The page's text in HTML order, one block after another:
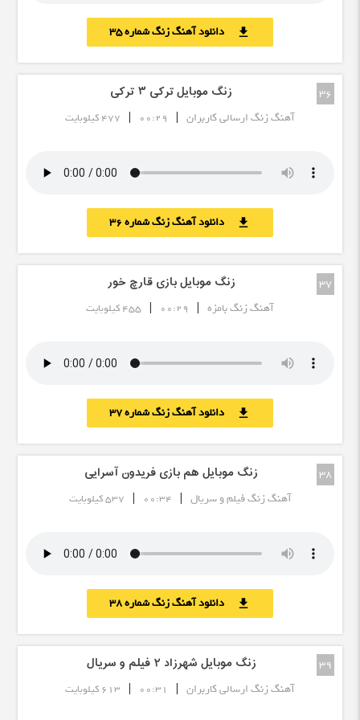
download دانلود آهنگ زنگ شماره 35
36 زنگ موبایل ترکی ۳ ترکی
آهنگ زنگ ارسالی کاربران |
00:29
| 477 کیلوبایت
download دانلود آهنگ زنگ شماره 36
37 زنگ موبایل بازی قارچ خور
آهنگ زنگ بامزه |
00:29
| 455 کیلوبایت
download دانلود آهنگ زنگ شماره 37
38 زنگ موبایل هم بازی فریدون آسرایی
آهنگ زنگ فیلم و سریال |
00:34
| 537 کیلوبایت
download دانلود آهنگ زنگ شماره 38
39 زنگ موبایل شهرزاد ٢ فیلم و سریال
آهنگ زنگ ارسالی کاربران |
00:31
| 613 کیلوبایت